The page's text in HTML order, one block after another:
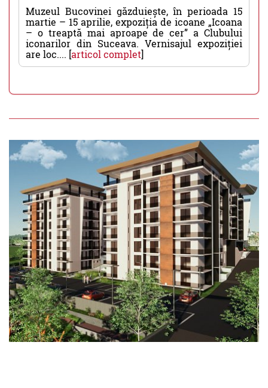
Muzeul Bucovinei găzduiește, în perioada 15
martie – 15 aprilie, expoziția de icoane „Icoana
– o treaptă mai aproape de cer” a Clubului
iconarilor din Suceava. Vernisajul expoziției
are loc.... [articol complet]